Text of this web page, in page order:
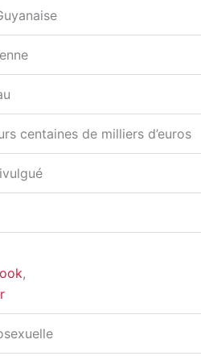
centaines de milliers d’euros
,